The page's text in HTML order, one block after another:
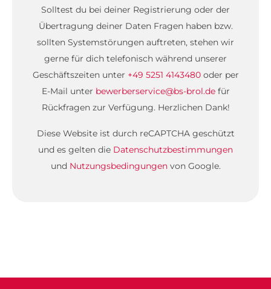
Solltest du bei deiner Registrierung oder der
Übertragung deiner Daten Fragen haben bzw.
sollten Systemstörungen auftreten, stehen wir
gerne für dich telefonisch während unserer
Geschäftszeiten unter +49 5251 4143480oder per
E-Mail unter bewerberservice@bs-brol.defür
Rückfragen zur Verfügung. Herzlichen Dank!
Diese Website ist durch reCAPTCHA geschützt
und es gelten die Datenschutzbestimmungen
und Nutzungsbedingungenvon Google.